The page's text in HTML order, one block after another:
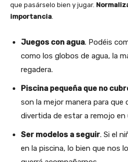
que pasárselo bien y jugar.
importancia
Juegos con agua. Podéis
como los globos de agua, la
regadera.
Piscina pequeña que no
son la mejor manera para que
divertida de estar a remojo
Ser modelos a seguir. Si el
en la piscina, lo bien que nos